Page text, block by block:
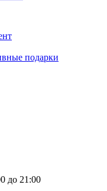
подарки
до 21:00